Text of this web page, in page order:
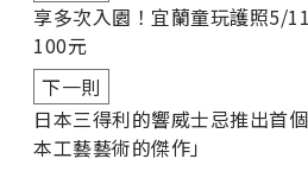
享多次入園！宜蘭童玩護照5/
100元
下一則
日本三得利的響威士忌推出首
本工藝藝術的傑作」